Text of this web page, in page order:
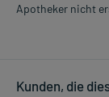
Apotheker nicht
Kunden, die